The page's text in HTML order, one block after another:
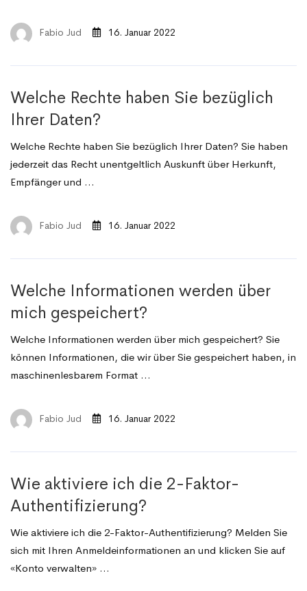
Fabio Jud 16. Januar 2022
Welche Rechte haben Sie bezüglich
Ihrer Daten?
Welche Rechte haben Sie bezüglich Ihrer Daten? Sie haben
jederzeit das Recht unentgeltlich Auskunft über Herkunft,
Empfänger und …
Fabio Jud 16. Januar 2022
Welche Informationen werden über
mich gespeichert?
Welche Informationen werden über mich gespeichert? Sie
können Informationen, die wir über Sie gespeichert haben, in
maschinenlesbarem Format …
Fabio Jud 16. Januar 2022
Wie aktiviere ich die 2-Faktor-
Authentifizierung?
Wie aktiviere ich die 2-Faktor-Authentifizierung? Melden Sie
sich mit Ihren Anmeldeinformationen an und klicken Sie auf
«Konto verwalten» …